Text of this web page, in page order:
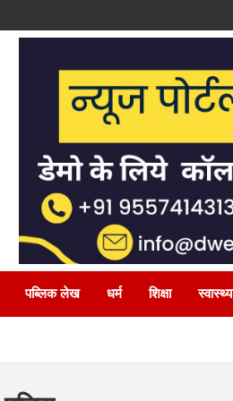
पब्लिक लेख धर्म शिक्षा स्वास्थ्य